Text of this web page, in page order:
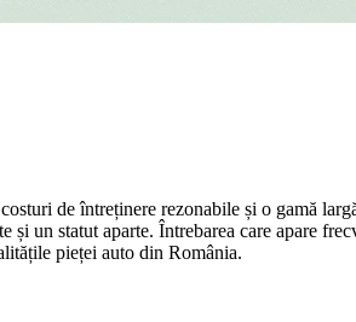
de întreținere rezonabile și o gamă
un statut aparte. Întrebarea care apare
pieței auto din România.